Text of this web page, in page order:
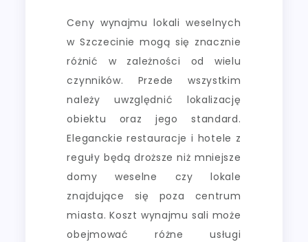
Ceny wynajmu lokali weselnych
w Szczecinie mogą się znacznie
różnić w zależności od wielu
czynników. Przede wszystkim
należy uwzględnić lokalizację
obiektu oraz jego standard.
Eleganckie restauracje i hotele z
reguły będą droższe niż mniejsze
domy weselne czy lokale
znajdujące się poza centrum
miasta. Koszt wynajmu sali może
obejmować różne usługi